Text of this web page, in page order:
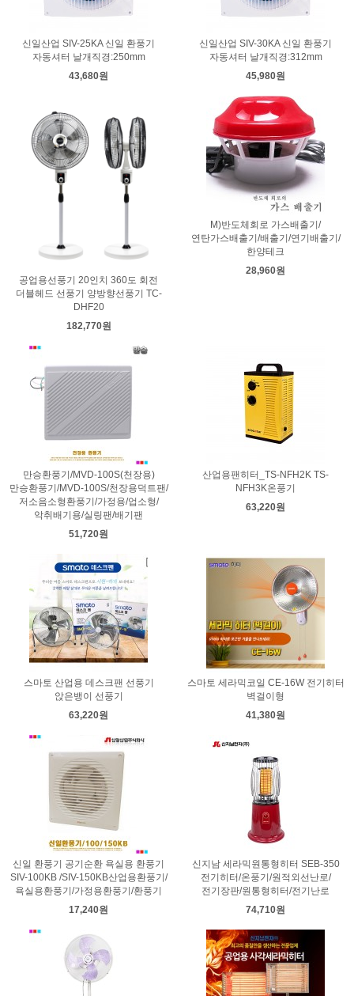
신일산업 SIV-25KA 신일 환풍기
자동셔터 날개직경:250mm
43,680원
신일산업 SIV-30KA 신일 환풍기
자동셔터 날개직경:312mm
45,980원
공업용선풍기 20인치 360도 회전
더블헤드 선풍기 양방향선풍기 TC-
DHF20
182,770원
M)반도체회로 가스배출기/
연탄가스배출기/배출기/연기배출기/
한양테크
28,960원
만승환풍기/MVD-100S(천장용)
만승환풍기/MVD-100S/천장용덕트팬/
저소음소형환풍기/가정용/업소형/
악취배기용/실링팬/배기팬
51,720원
산업용팬히터_TS-NFH2K TS-
NFH3K온풍기
63,220원
스마토 산업용 데스크팬 선풍기
앉은뱅이 선풍기
63,220원
스마토 세라믹코일 CE-16W 전기히터
벽걸이형
41,380원
신일 환풍기 공기순환 욕실용 환풍기
SIV-100KB /SIV-150KB산업용환풍기/
욕실용환풍기/가정용환풍기/환풍기
17,240원
신지남 세라믹원통형히터 SEB-350
전기히터/온풍기/원적외선난로/
전기장판/원통형히터/전기난로
74,710원